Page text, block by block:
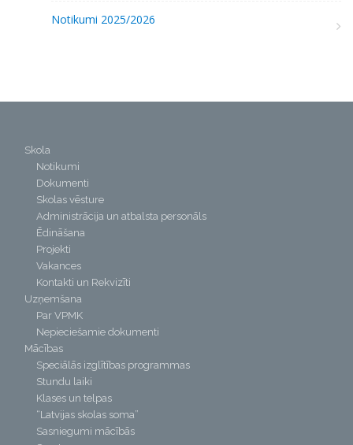
Notikumi 2025/2026
Skola
Notikumi
Dokumenti
Skolas vēsture
Administrācija un atbalsta personāls
Ēdināšana
Projekti
Vakances
Kontakti un Rekvizīti
Uzņemšana
Par VPMK
Nepieciešamie dokumenti
Mācības
Speciālās izglītības programmas
Stundu laiki
Klases un telpas
“Latvijas skolas soma”
Sasniegumi mācībās